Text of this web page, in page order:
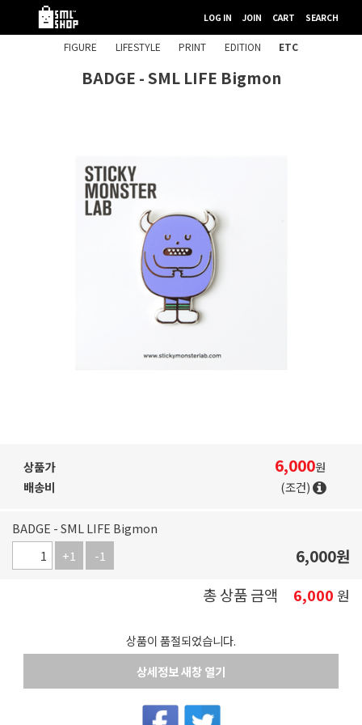
LOG IN JOIN CART SEARCH
FIGURE LIFESTYLE PRINT EDITION ETC
BADGE - SML LIFE Bigmon
상품가 6,000원
배송비
(조건)
BADGE - SML LIFE Bigmon
+1
-1 6,000원
총 상품 금액
6,000 원
상품이 품절되었습니다.
상세정보 새창 열기